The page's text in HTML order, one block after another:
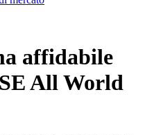
affidabile
All World